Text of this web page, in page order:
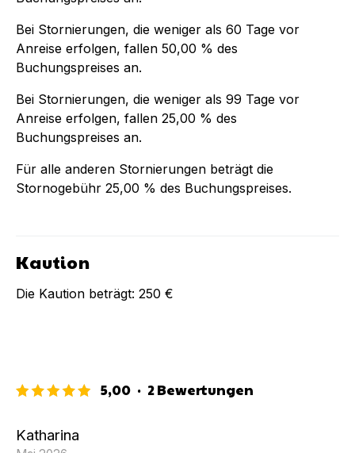
Bei Stornierungen, die weniger als 60 Tage vor
Anreise erfolgen, fallen 50,00 % des
Buchungspreises an.
Bei Stornierungen, die weniger als 99 Tage vor
Anreise erfolgen, fallen 25,00 % des
Buchungspreises an.
Für alle anderen Stornierungen beträgt die
Stornogebühr 25,00 % des Buchungspreises.
Kaution
Die Kaution beträgt: 250 €
5,00 · 2Bewertungen
Katharina